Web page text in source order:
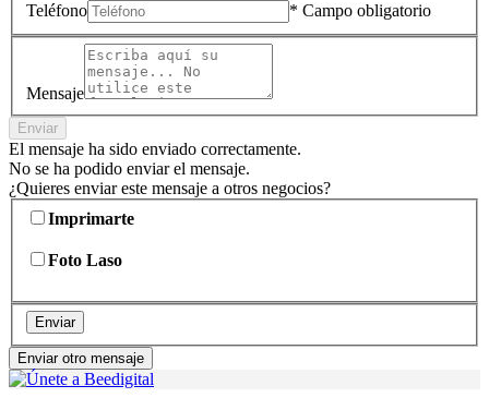
Teléfono * Campo obligatorio
Mensaje
Enviar
El mensaje ha sido enviado correctamente.
No se ha podido enviar el mensaje.
¿Quieres enviar este mensaje a otros negocios?
Imprimarte
Foto Laso
Enviar
Enviar otro mensaje